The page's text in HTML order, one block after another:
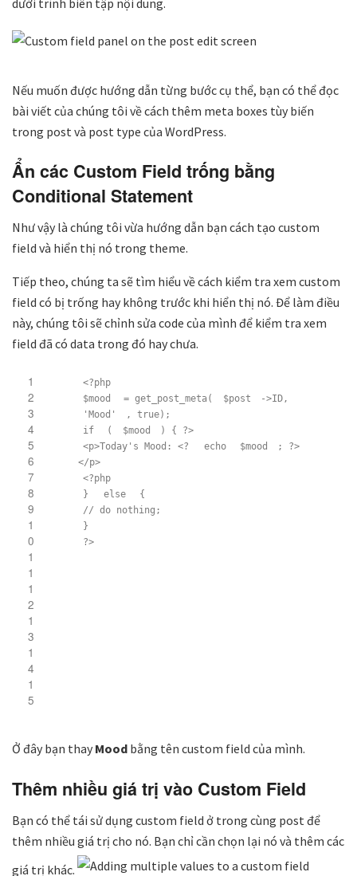
Nếu muốn được hướng dẫn từng bước cụ thể, bạn có thể đọc
bài viết của chúng tôi về cách thêm meta boxes tùy biến
trong post và post type của WordPress.
Ẩn các Custom Field trống bằng
Conditional Statement
Như vậy là chúng tôi vừa hướng dẫn bạn cách tạo custom
field và hiển thị nó trong theme.
Tiếp theo, chúng ta sẽ tìm hiểu về cách kiểm tra xem custom
field có bị trống hay không trước khi hiển thị nó. Để làm điều
này, chúng tôi sẽ chỉnh sửa code của mình để kiểm tra xem
field đã có data trong đó hay chưa.
1
2
3
4
5
6
7
8
9
1
0
1
1
1
2
1
3
1
4
1
5
<?php
$mood
= get_post_meta( $post
->ID,
'Mood'
, true);
if
( $mood
) { ?>
<p>Today's Mood: <?
echo $mood
; ?>
</p>
<?php
}
else
{
// do nothing;
}
?>
Ở đây bạn thay Mood bằng tên custom field của mình.
Thêm nhiều giá trị vào Custom Field
Bạn có thể tái sử dụng custom field ở trong cùng post để
thêm nhiều giá trị cho nó. Bạn chỉ cần chọn lại nó và thêm các
giá trị khác.